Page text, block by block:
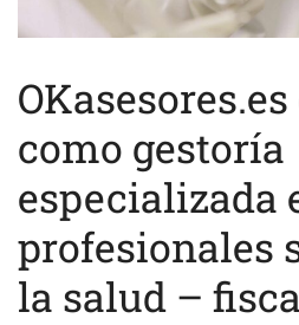
como gestoría
especializada
profesionales
la salud –